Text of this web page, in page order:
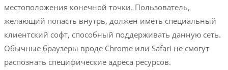
местоположения конечной точки. Пользователь,
желающий попасть внутрь, должен иметь специальный
клиентский софт, способный поддерживать данную сеть.
Обычные браузеры вроде Chrome или Safari не смогут
распознать специфические адреса ресурсов.